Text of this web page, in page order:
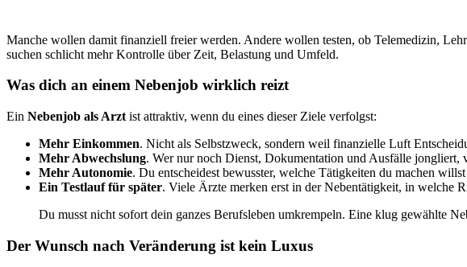
Manche wollen damit finanziell freier werden. Andere wollen testen, ob Telemedizin,
suchen schlicht mehr Kontrolle über Zeit, Belastung und Umfeld.
Was dich an einem Nebenjob wirklich reizt
Ein Nebenjob als Arzt ist attraktiv, wenn du eines dieser Ziele verfolgst:
Mehr Einkommen. Nicht als Selbstzweck, sondern weil finanzielle Luft
Mehr Abwechslung. Wer nur noch Dienst, Dokumentation und Ausfälle jongliert,
Mehr Autonomie. Du entscheidest bewusster, welche Tätigkeiten du machen
Ein Testlauf für später. Viele Ärzte merken erst in der Nebentätigkeit, in welche
Du musst nicht sofort dein ganzes Berufsleben umkrempeln. Eine klug gewählte
Der Wunsch nach Veränderung ist kein Luxus